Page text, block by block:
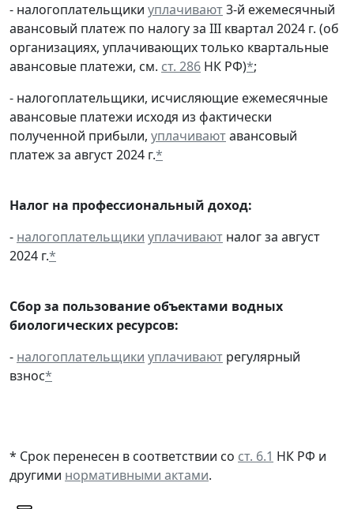
- налогоплательщики уплачивают3-й ежемесячный
авансовый платеж по налогу за III квартал 2024 г. (об
организациях, уплачивающих только квартальные
авансовые платежи, см. ст. 286 НК РФ)*;
- налогоплательщики, исчисляющие ежемесячные
авансовые платежи исходя из фактически
полученной прибыли, уплачиваютавансовый
платеж за август 2024 г.*
Налог на профессиональный доход:
- налогоплательщики уплачивают налог за август
2024 г.*
Сбор за пользование объектами водных
биологических ресурсов:
- налогоплательщики уплачивают регулярный
взнос*
* Срок перенесен в соответствии со ст. 6.1 НК РФ и
другими нормативными актами.